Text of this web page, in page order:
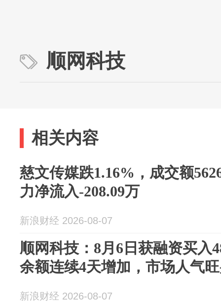
顺网科技
相关内容
慈文传媒跌1.16%，成交额
力净流入-208.09万
新浪财经 2026-08-07
顺网科技：8月6日获融资买入
余额连续4天增加，市场人气
新浪财经 2026-08-07